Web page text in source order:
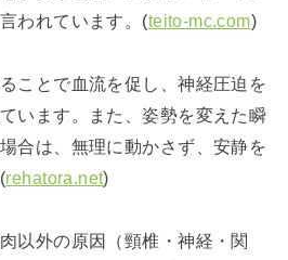
われています。(teito-mc.com)
ことで血流を促し、神経圧迫を
います。また、姿勢を変えた瞬
合は、無理に動かさず、安静を
rehatora.net)
以外の原因（頸椎・神経・関